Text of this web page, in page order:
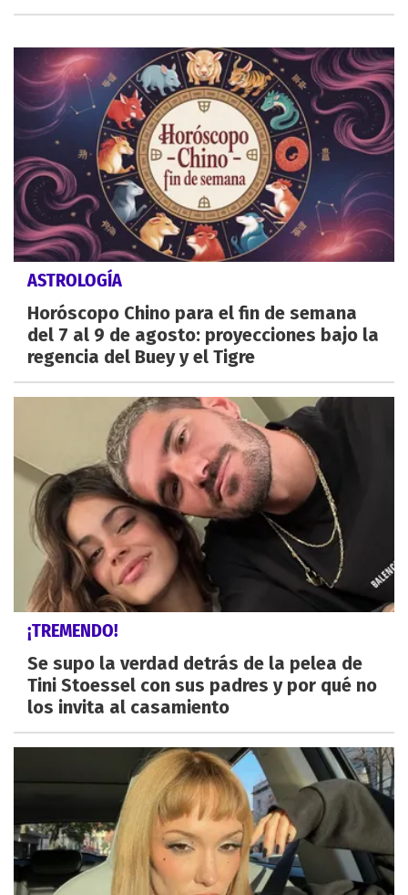
ASTROLOGÍA
Horóscopo Chino para el fin de semana
del 7 al 9 de agosto: proyecciones bajo la
regencia del Buey y el Tigre
¡TREMENDO!
Se supo la verdad detrás de la pelea de
Tini Stoessel con sus padres y por qué no
los invita al casamiento